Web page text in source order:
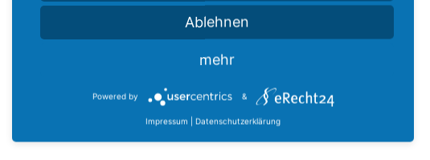
Ablehnen
mehr
Powered by &
Impressum Datenschutzerklärung